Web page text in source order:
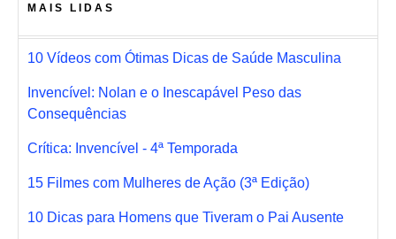
MAIS LIDAS
10 Vídeos com Ótimas Dicas de Saúde Masculina
Invencível: Nolan e o Inescapável Peso das
Consequências
Crítica: Invencível - 4ª Temporada
15 Filmes com Mulheres de Ação (3ª Edição)
10 Dicas para Homens que Tiveram o Pai Ausente